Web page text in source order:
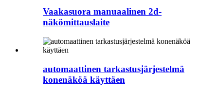
Vaakasuora manuaalinen 2d-
näkömittauslaite
automaattinen tarkastusjärjestelmä
konenäköä käyttäen